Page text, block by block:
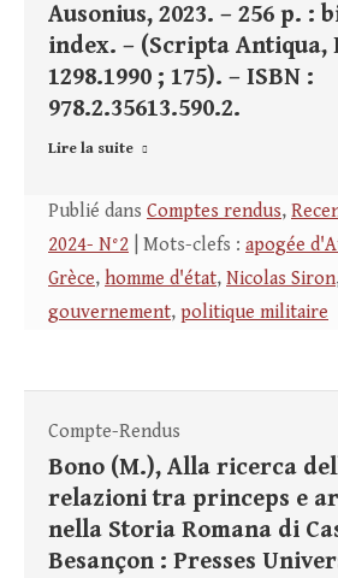
Ausonius, 2023. – 256 p. :
index. – (Scripta Antiqua,
1298.1990 ; 175). – ISBN :
978.2.35613.590.2.
Lire la suite
Publié dans Comptes rendus,
2024- N°2 | Mots-clefs : apogée
Grèce, homme d'état, Nicolas Siron
gouvernement, politique militaire
Compte-Rendus
Bono (M.), Alla ricerca
relazioni tra princeps e
nella Storia Romana di
Besançon : Presses